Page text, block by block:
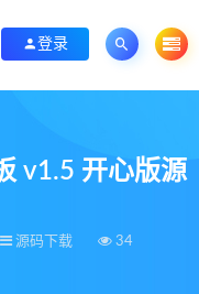
登录
v1.5 开心版源
源码下载 34